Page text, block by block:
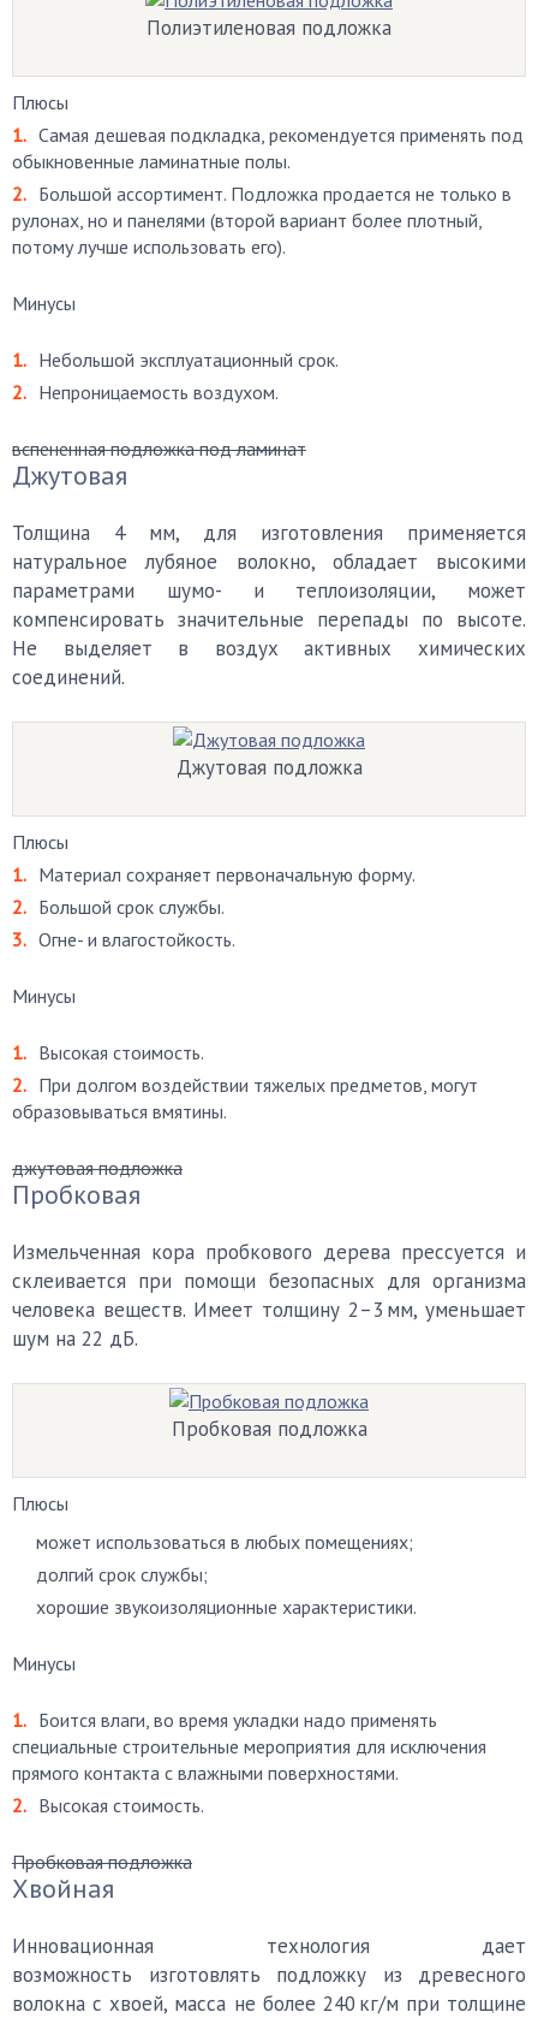
Полиэтиленовая подложка
Плюсы
Самая дешевая подкладка, рекомендуется применять под
обыкновенные ламинатные полы.
Большой ассортимент. Подложка продается не только в
рулонах, но и панелями (второй вариант более плотный,
потому лучше использовать его).
Минусы
Небольшой эксплуатационный срок.
Непроницаемость воздухом.
вспененная подложка под ламинат
Джутовая
Толщина 4 мм, для изготовления применяется
натуральное лубяное волокно, обладает высокими
параметрами шумо- и теплоизоляции, может
компенсировать значительные перепады по высоте.
Не выделяет в воздух активных химических
соединений.
Джутовая подложка
Плюсы
Материал сохраняет первоначальную форму.
Большой срок службы.
Огне- и влагостойкость.
Минусы
Высокая стоимость.
При долгом воздействии тяжелых предметов, могут
образовываться вмятины.
джутовая подложка
Пробковая
Измельченная кора пробкового дерева прессуется и
склеивается при помощи безопасных для организма
человека веществ. Имеет толщину 2–3 мм, уменьшает
шум на 22 дБ.
Пробковая подложка
Плюсы
может использоваться в любых помещениях;
долгий срок службы;
хорошие звукоизоляционные характеристики.
Минусы
Боится влаги, во время укладки надо применять
специальные строительные мероприятия для исключения
прямого контакта с влажными поверхностями.
Высокая стоимость.
Пробковая подложка
Хвойная
Инновационная технология дает
возможность изготовлять подложку из древесного
волокна с хвоей, масса не более 240 кг/м при толщине